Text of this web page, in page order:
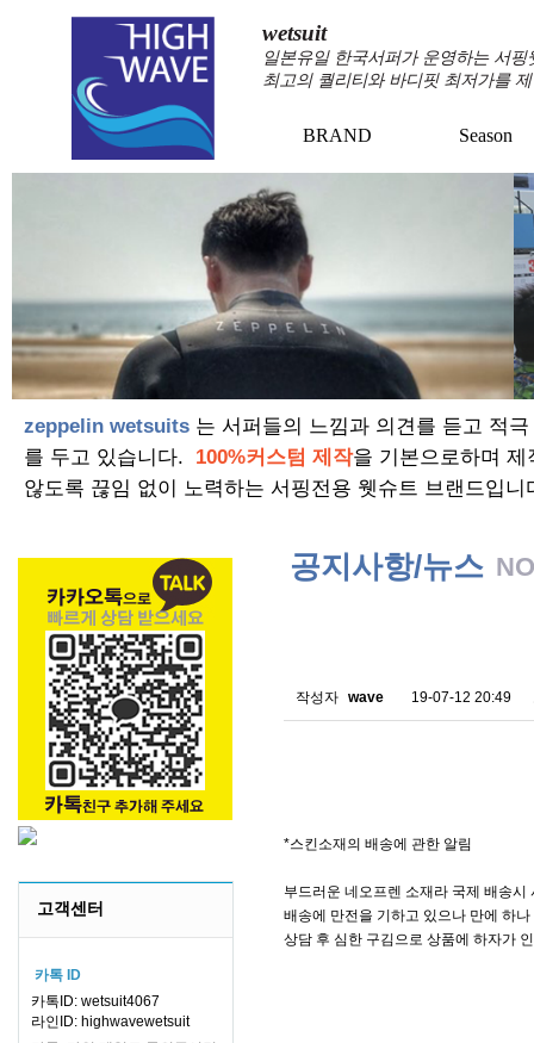
wetsuit
일본유일 한국서퍼가 운영하는 서
최고의 퀄리티와 바디핏 최저가를
BRAND Season
zeppelin wetsuits 는 서퍼들의 느낌과 의견를 듣고 적
를 두고 있습니다. 100%커스텀 제작을 기본으로하며
않도록 끊임 없이 노력하는 서핑전용 웻슈트 브랜드입니
고객센터
카톡 ID
카톡ID: wetsuit4067
라인ID: highwavewetsuit
공지사항/뉴스
작성자 wave 19-07-12 20:49
*스킨소재의 배송에 관한 알림
부드러운 네오프렌 소재라 국제 배송
배송에 만전을 기하고 있으나 만에 하
상담 후 심한 구김으로 상품에 하자가